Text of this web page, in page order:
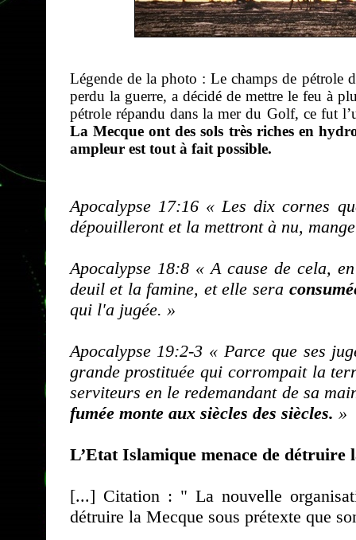
Légende de la photo : Le champs de pétrole
perdu la guerre, a décidé de mettre le feu à
pétrole répandu dans la mer du Golf, ce fut
La Mecque ont des sols très riches en
ampleur est tout à fait possible.
Apocalypse 17:16 « Les dix cornes
dépouilleront et la mettront à nu,
Apocalypse 18:8 « A cause de cela,
deuil et la famine, et elle sera
qui l'a jugée. »
Apocalypse 19:2-3 « Parce que ses
grande prostituée qui corrompait la
serviteurs en le redemandant de sa
fumée monte aux siècles des siècles. »
L’Etat Islamique menace de
[...] Citation : " La nouvelle
détruire la Mecque sous prétexte que